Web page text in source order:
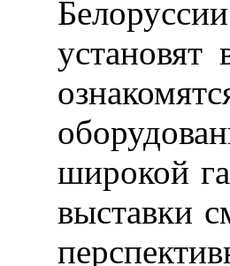
установят
широкой
выставки